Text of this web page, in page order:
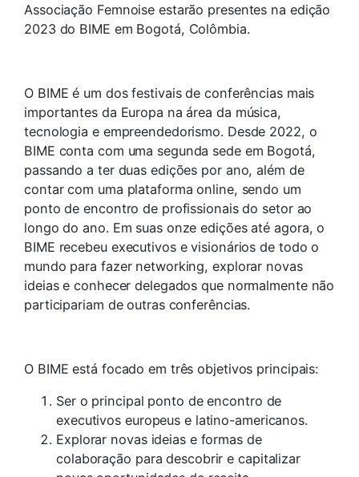
Associação Femnoise estarão presentes na edição
2023 do BIME em Bogotá, Colômbia.
O BIME é um dos festivais de conferências mais
importantes da Europa na área da música,
tecnologia e empreendedorismo. Desde 2022, o
BIME conta com uma segunda sede em Bogotá,
passando a ter duas edições por ano, além de
contar com uma plataforma online, sendo um
ponto de encontro de profissionais do setor ao
longo do ano. Em suas onze edições até agora, o
BIME recebeu executivos e visionários de todo o
mundo para fazer networking, explorar novas
ideias e conhecer delegados que normalmente não
participariam de outras conferências.
O BIME está focado em três objetivos principais:
Ser o principal ponto de encontro de
executivos europeus e latino-americanos.
Explorar novas ideias e formas de
colaboração para descobrir e capitalizar